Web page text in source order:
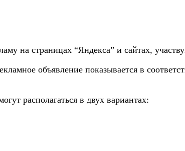
на страницах “Яндекса” и сайтах,
объявление показывается в
располагаться в двух вариантах: